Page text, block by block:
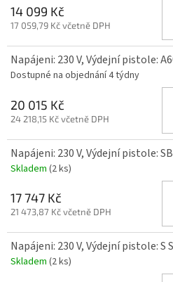
14 099 Kč
17 059,79 Kč včetně DPH
Napájeni: 230 V, Výdejní pistole:
Dostupné na objednání 4 týdny
20 015 Kč
24 218,15 Kč včetně DPH
Napájeni: 230 V, Výdejní pistole:
Skladem (2 ks)
17 747 Kč
21 473,87 Kč včetně DPH
Napájeni: 230 V, Výdejní pistole: S
Skladem (2 ks)